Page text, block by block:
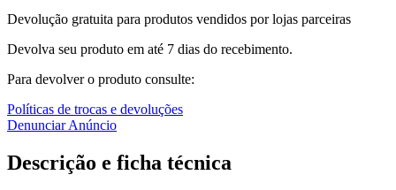
Devolução gratuita para produtos vendidos por lojas parceiras
Devolva seu produto em até 7 dias do recebimento.
Para devolver o produto consulte:
Políticas de trocas e devoluções
Denunciar Anúncio
Descrição e ficha técnica